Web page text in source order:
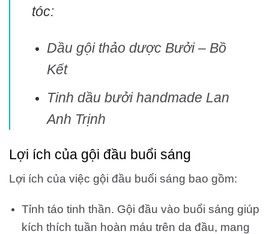
tóc:
Dầu gội thảo dược Bưởi – Bồ
Kết
Tinh dầu bưởi handmade Lan
Anh Trịnh
Lợi ích của gội đầu buổi sáng
Lợi ích của việc gội đầu buổi sáng bao gồm:
Tỉnh táo tinh thần. Gội đầu vào buổi sáng giúp
kích thích tuần hoàn máu trên da đầu, mang